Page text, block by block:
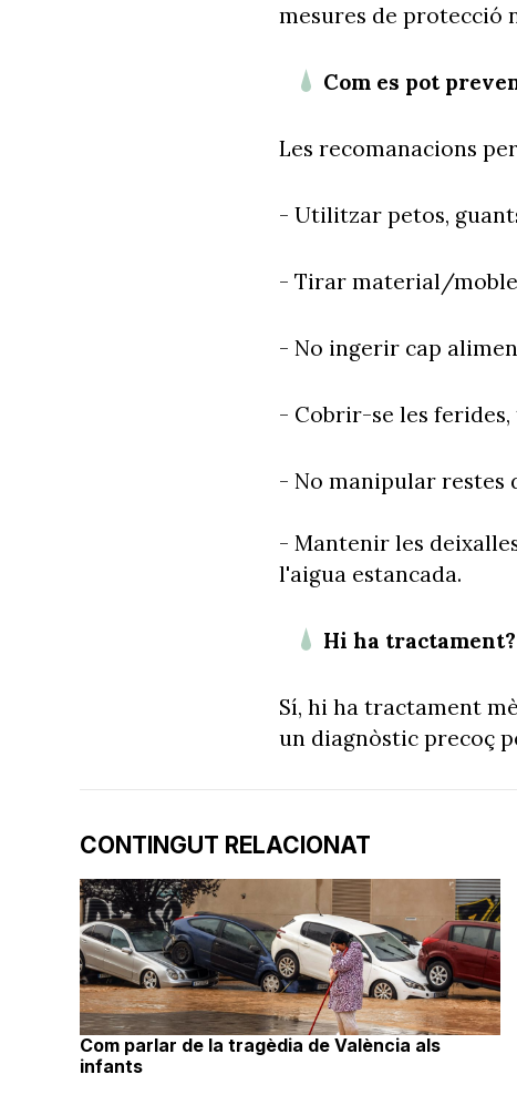
mesures de protecció
Com es pot
Les recomanacions
- Utilitzar petos,
- Tirar material/
- No ingerir cap
- Cobrir-se les
- No manipular restes
- Mantenir les
l'aigua estancada.
Hi ha tractament?
Sí, hi ha tractament
un diagnòstic precoç
CONTINGUT RELACIONAT
Com parlar de la tragèdia de València als
infants